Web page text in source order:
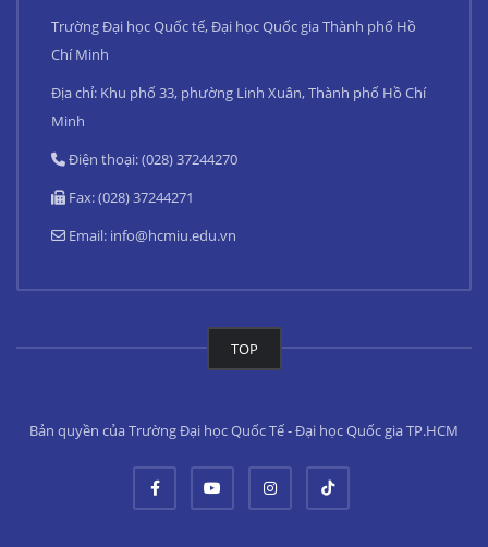
Trường Đại học Quốc tế, Đại học Quốc gia Thành phố Hồ
Chí Minh
Địa chỉ: Khu phố 33, phường Linh Xuân, Thành phố Hồ Chí
Minh
Điện thoại: (028) 37244270
Fax: (028) 37244271
Email: info@hcmiu.edu.vn
TOP
Bản quyền của Trường Đại học Quốc Tế - Đại học Quốc gia TP.HCM